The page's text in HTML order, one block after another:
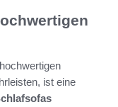
ist eine